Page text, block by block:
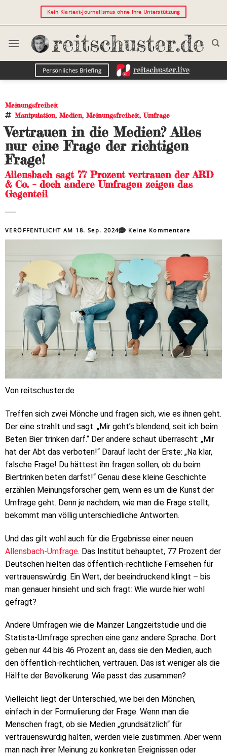
Kein Klartext-Journalismus ohne Ihre Unterstützung
Persönliches Briefing
Meinungsfreiheit
Manipulation, Medien, Meinungsfreiheit,Umfrage
Vertrauen in die Medien? Alles
nur eine Frage der richtigen
Frage!
Allensbach sagt 77 Prozent vertrauen der ARD
& Co. – doch andere Umfragen zeigen das
Gegenteil
VERÖFFENTLICHT AM 18. Sep. 2024 Keine Kommentare
Von reitschuster.de
Treffen sich zwei Mönche und fragen sich, wie es ihnen geht.
Der eine strahlt und sagt: „Mir geht’s blendend, seit ich beim
Beten Bier trinken darf.“ Der andere schaut überrascht: „Mir
hat der Abt das verboten!“ Darauf lacht der Erste: „Na klar,
falsche Frage! Du hättest ihn fragen sollen, ob du beim
Biertrinken beten darfst!“ Genau diese kleine Geschichte
erzählen Meinungsforscher gern, wenn es um die Kunst der
Umfrage geht. Denn je nachdem, wie man die Frage stellt,
bekommt man völlig unterschiedliche Antworten.
Und das gilt wohl auch für die Ergebnisse einer neuen
Allensbach-Umfrage. Das Institut behauptet, 77 Prozent der
Deutschen hielten das öffentlich-rechtliche Fernsehen für
vertrauenswürdig. Ein Wert, der beeindruckend klingt – bis
man genauer hinsieht und sich fragt: Wie wurde hier wohl
gefragt?
Andere Umfragen wie die Mainzer Langzeitstudie und die
Statista-Umfrage sprechen eine ganz andere Sprache. Dort
geben nur 44 bis 46 Prozent an, dass sie den Medien, auch
den öffentlich-rechtlichen, vertrauen. Das ist weniger als die
Hälfte der Bevölkerung. Wie passt das zusammen?
Vielleicht liegt der Unterschied, wie bei den Mönchen,
einfach in der Formulierung der Frage. Wenn man die
Menschen fragt, ob sie Medien „grundsätzlich“ für
vertrauenswürdig halten, werden viele zustimmen. Aber wenn
man nach ihrer Meinung zu konkreten Ereignissen oder